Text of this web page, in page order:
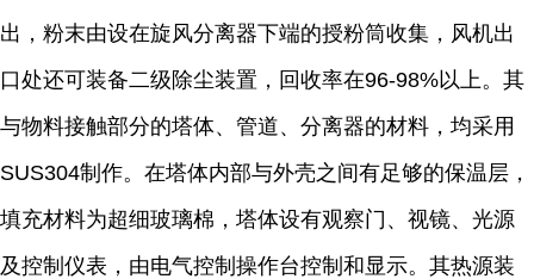
出，粉末由设在旋风分离器下端的授粉筒收集，风机出
口处还可装备二级除尘装置，回收率在96-98%以上。其
与物料接触部分的塔体、管道、分离器的材料，均采用
SUS304制作。在塔体内部与外壳之间有足够的保温层，
填充材料为超细玻璃棉，塔体设有观察门、视镜、光源
及控制仪表，由电气控制操作台控制和显示。其热源装